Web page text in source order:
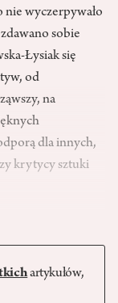
wyczerpywało
sobie
Łysiak się
od
na
dla innych,
krytycy sztuki
artykułów,